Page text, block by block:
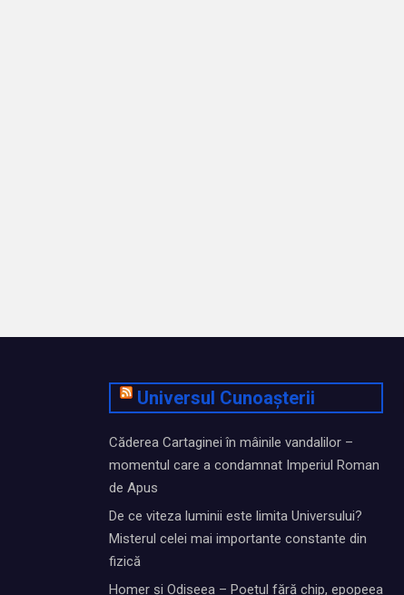
Universul Cunoașterii
Căderea Cartaginei în mâinile vandalilor –
momentul care a condamnat Imperiul Roman
de Apus
De ce viteza luminii este limita Universului?
Misterul celei mai importante constante din
fizică
Homer și Odiseea – Poetul fără chip, epopeea